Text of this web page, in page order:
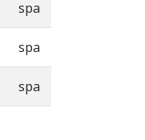
spa
spa
spa